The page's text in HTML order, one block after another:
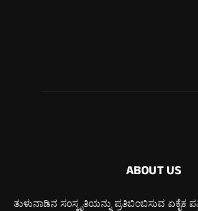
ABOUT US
ತುಳುನಾಡಿನ ಸಂಸ್ಕೃತಿಯನ್ನು ಪ್ರತಿಬಿಂಬಿಸುವ ಏಕೈಕ